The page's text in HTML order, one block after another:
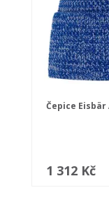
Čepice Eisbär
1 312 Kč